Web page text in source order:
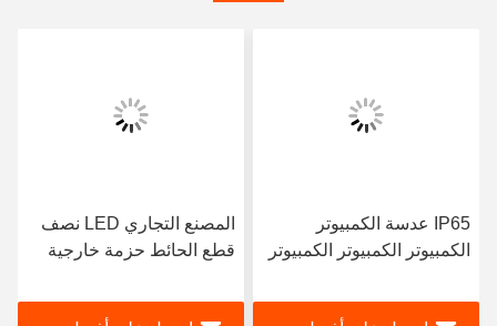
IP65 عدسة الكمبيوتر
الكمبيوتر الكمبيوتر الكمبيوتر
المصنع التجاري LED نصف
قطع الحائط حزمة خارجية